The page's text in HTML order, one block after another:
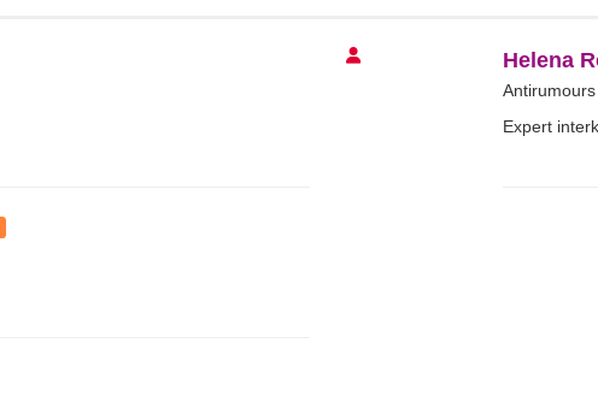
Helena
Expert